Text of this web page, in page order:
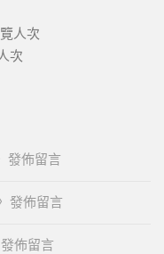
人次
次
發佈留言
發佈留言
佈留言